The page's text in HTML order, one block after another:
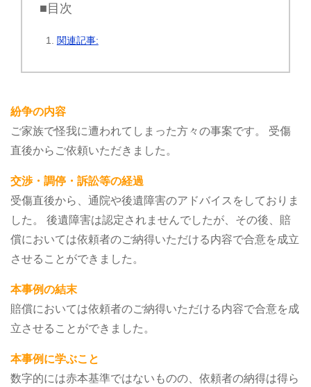
■目次
関連記事:
紛争の内容
ご家族で怪我に遭われてしまった方々の事案です。
受傷
直後からご依頼いただきました。
交渉・調停・訴訟等の経過
受傷直後から、通院や後遺障害のアドバイスをしておりま
した。
後遺障害は認定されませんでしたが、その後、賠
償においては依頼者のご納得いただける内容で合意を成立
させることができました。
本事例の結末
賠償においては依頼者のご納得いただける内容で合意を成
立させることができました。
本事例に学ぶこと
数字的には赤本基準ではないものの、依頼者の納得は得ら